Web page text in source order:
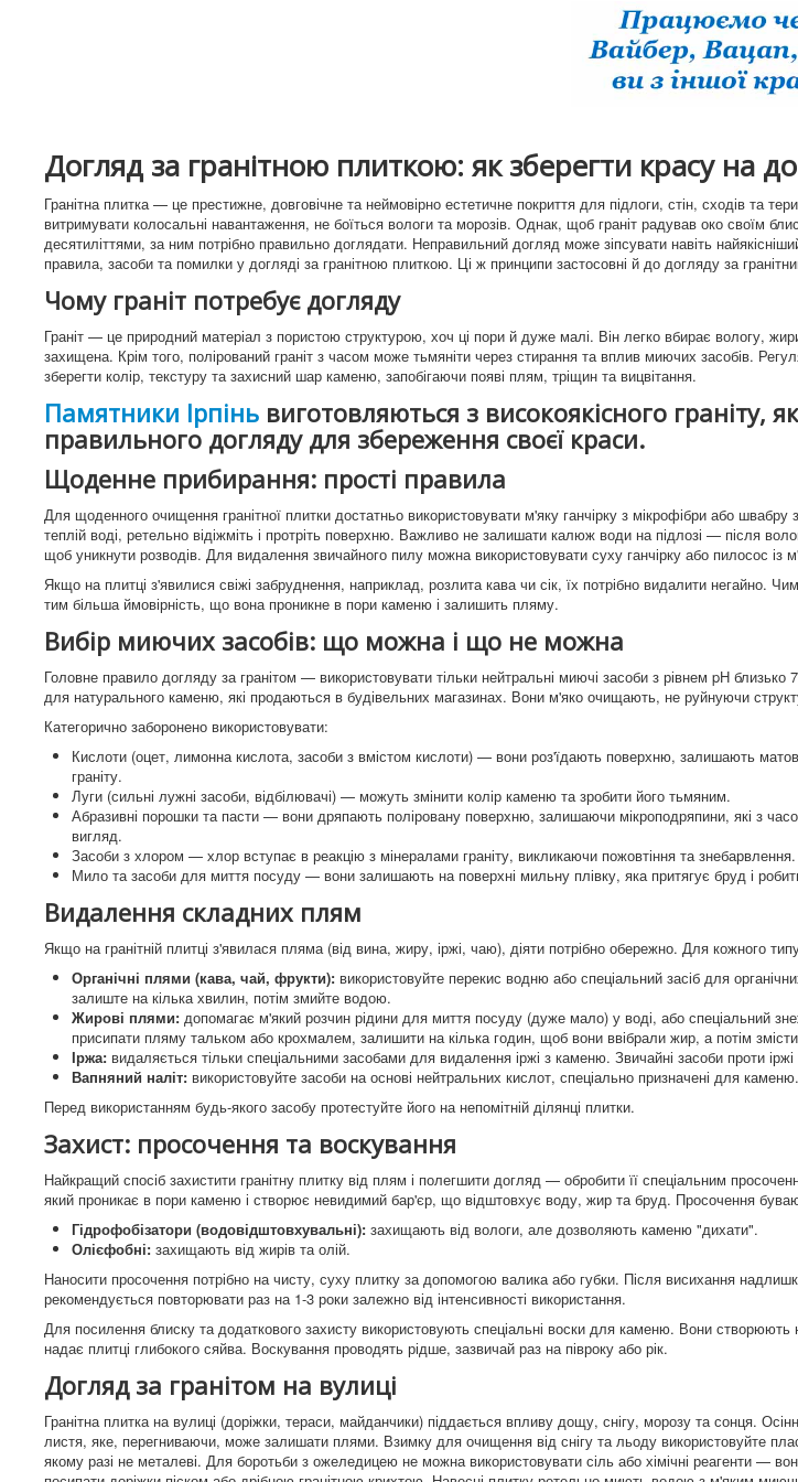
Догляд за гранітною плиткою: як зберегти красу на
Гранітна плитка — це престижне, довговічне та неймовірно естетичне покриття для підлоги, стін, сходів та
витримувати колосальні навантаження, не боїться вологи та морозів. Однак, щоб граніт радував око своїм
десятиліттями, за ним потрібно правильно доглядати. Неправильний догляд може зіпсувати навіть
правила, засоби та помилки у догляді за гранітною плиткою. Ці ж принципи застосовні й до догляду за
Чому граніт потребує догляду
Граніт — це природний матеріал з пористою структурою, хоч ці пори й дуже малі. Він легко вбирає вологу,
захищена. Крім того, полірований граніт з часом може тьмяніти через стирання та вплив миючих засобів.
зберегти колір, текстуру та захисний шар каменю, запобігаючи появі плям, тріщин та вицвітання.
Памятники Ірпінь виготовляються з високоякісного граніту,
правильного догляду для збереження своєї краси.
Щоденне прибирання: прості правила
Для щоденного очищення гранітної плитки достатньо використовувати м'яку ганчірку з мікрофібри або швабру
теплій воді, ретельно відіжміть і протріть поверхню. Важливо не залишати калюж води на підлозі — після
щоб уникнути розводів. Для видалення звичайного пилу можна використовувати суху ганчірку або пилосос із
Якщо на плитці з'явилися свіжі забруднення, наприклад, розлита кава чи сік, їх потрібно видалити негайно.
тим більша ймовірність, що вона проникне в пори каменю і залишить пляму.
Вибір миючих засобів: що можна і що не можна
Головне правило догляду за гранітом — використовувати тільки нейтральні миючі засоби з рівнем pH близько
для натурального каменю, які продаються в будівельних магазинах. Вони м'яко очищають, не руйнуючи
Категорично заборонено використовувати:
Кислоти (оцет, лимонна кислота, засоби з вмістом кислоти) — вони роз'їдають поверхню, залишають
граніту.
Луги (сильні лужні засоби, відбілювачі) — можуть змінити колір каменю та зробити його тьмяним.
Абразивні порошки та пасти — вони дряпають поліровану поверхню, залишаючи мікроподряпини, які з
вигляд.
Засоби з хлором — хлор вступає в реакцію з мінералами граніту, викликаючи пожовтіння та знебарвлення.
Мило та засоби для миття посуду — вони залишають на поверхні мильну плівку, яка притягує бруд і
Видалення складних плям
Якщо на гранітній плитці з'явилася пляма (від вина, жиру, іржі, чаю), діяти потрібно обережно. Для кожного
Органічні плями (кава, чай, фрукти): використовуйте перекис водню або спеціальний засіб для
залиште на кілька хвилин, потім змийте водою.
Жирові плями: допомагає м'який розчин рідини для миття посуду (дуже мало) у воді, або спеціальний
присипати пляму тальком або крохмалем, залишити на кілька годин, щоб вони ввібрали жир, а потім
Іржа: видаляється тільки спеціальними засобами для видалення іржі з каменю. Звичайні засоби проти
Вапняний наліт: використовуйте засоби на основі нейтральних кислот, спеціально призначені для
Перед використанням будь-якого засобу протестуйте його на непомітній ділянці плитки.
Захист: просочення та воскування
Найкращий спосіб захистити гранітну плитку від плям і полегшити догляд — обробити її спеціальним
який проникає в пори каменю і створює невидимий бар'єр, що відштовхує воду, жир та бруд. Просочення
Гідрофобізатори (водовідштовхувальні): захищають від вологи, але дозволяють каменю "дихати".
Олієфобні: захищають від жирів та олій.
Наносити просочення потрібно на чисту, суху плитку за допомогою валика або губки. Після висихання
рекомендується повторювати раз на 1-3 роки залежно від інтенсивності використання.
Для посилення блиску та додаткового захисту використовують спеціальні воски для каменю. Вони створюють
надає плитці глибокого сяйва. Воскування проводять рідше, зазвичай раз на півроку або рік.
Догляд за гранітом на вулиці
Гранітна плитка на вулиці (доріжки, тераси, майданчики) піддається впливу дощу, снігу, морозу та сонця.
листя, яке, перегниваючи, може залишати плями. Взимку для очищення від снігу та льоду використовуйте
якому разі не металеві. Для боротьби з ожеледицею не можна використовувати сіль або хімічні реагенти —